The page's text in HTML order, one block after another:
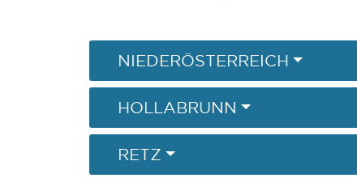
NIEDERÖSTERREICH
HOLLABRUNN
RETZ